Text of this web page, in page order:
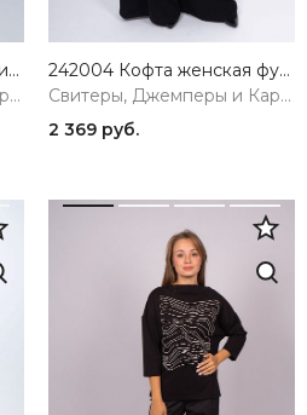
EBT3158 Джемпер женский изумрудный VERY NEAT
Свитеры, Джемперы и Кардиганы
242004 Кофта женская фуксия MIRA MIA
Свитеры, Джемперы и Кардиганы
2 369 руб.